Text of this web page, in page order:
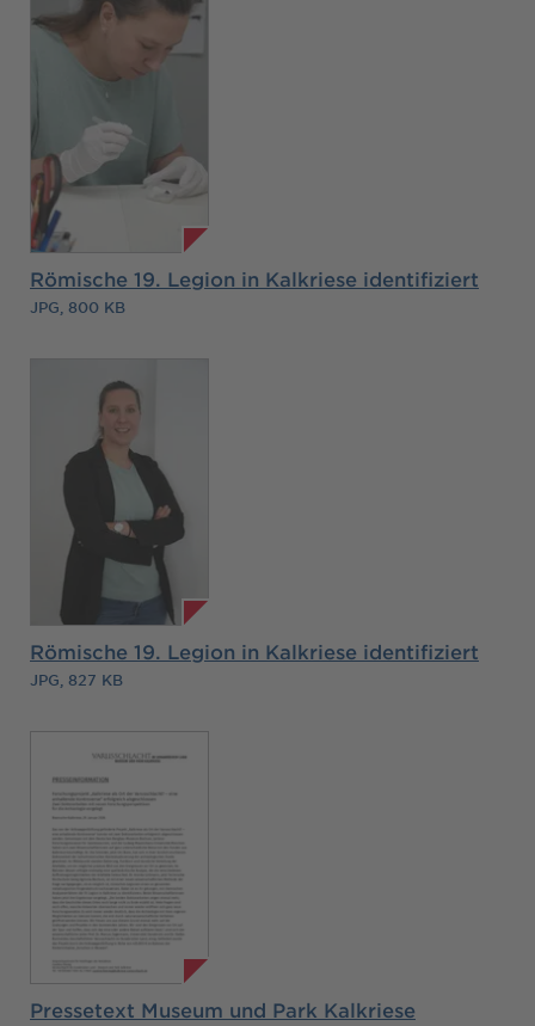
Römische 19. Legion in Kalkriese identifiziert
JPG, 800 KB
Römische 19. Legion in Kalkriese identifiziert
JPG, 827 KB
Pressetext Museum und Park Kalkriese